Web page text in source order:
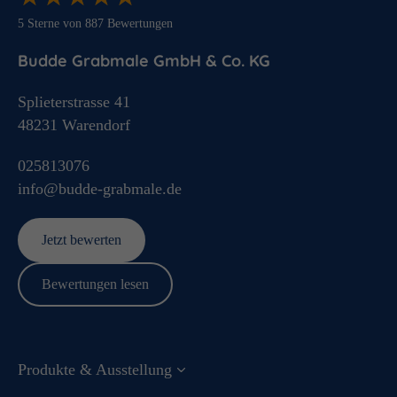
5 Sterne von 887 Bewertungen
Budde Grabmale GmbH & Co. KG
info@budde-grabmale.de
025813076
Splieterstrasse 41
48231 Warendorf
Jetzt bewerten
Bewertungen lesen
Produkte & Ausstellung